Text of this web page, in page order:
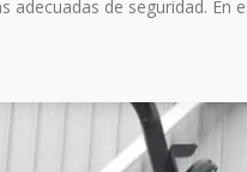
adecuadas de seguridad. En